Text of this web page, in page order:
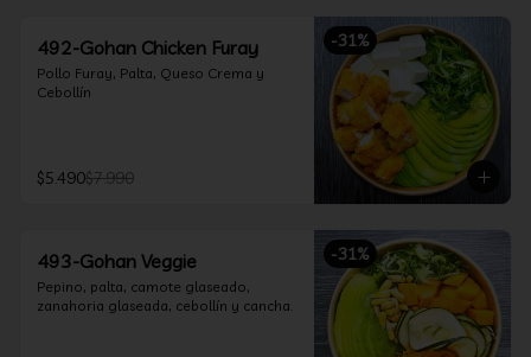
-31%
492-Gohan Chicken Furay
Pollo Furay, Palta, Queso Crema y
Cebollín
$5.490$7.990
-31%
493-Gohan Veggie
Pepino, palta, camote glaseado,
zanahoria glaseada, cebollín y cancha.